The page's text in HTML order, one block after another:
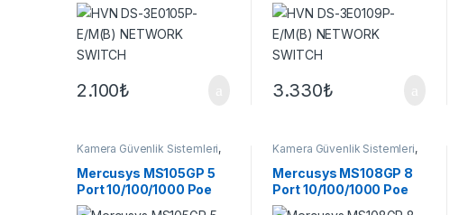
SWITCH
2.100₺
SWITCH
3.330₺
Kamera Güvenlik Sistemleri,
Mercusys MS105GP 5
Port 10/100/1000 Poe
Switch
Kamera Güvenlik Sistemleri,
Mercusys MS108GP 8
Port 10/100/1000 Poe
Switch